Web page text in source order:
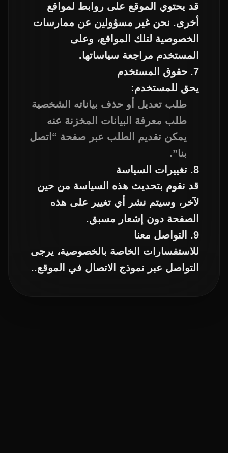
قد يحتوي الموقع على روابط لمواقع
أخرى. نحن غير مسؤولين عن ممارسات
الخصوصية لتلك المواقع، وعلى
المستخدم مراجعة سياساتها.
7. حقوق المستخدم
يحق للمستخدم:
طلب تعديل أو حذف بياناته الشخصية
طلب معرفة البيانات المخزنة عنه
يمكن تقديم الطلب عبر صفحة “اتصل
بنا”.
8. تغييرات السياسة
قد نقوم بتحديث هذه السياسة من حين
لآخر، وسيتم نشر أي تغيير على هذه
الصفحة دون إشعار مسبق.
9. التواصل معنا
للاستفسارات الخاصة بالخصوصية، يرجى
التواصل عبر نموذج الاتصال في الموقع..